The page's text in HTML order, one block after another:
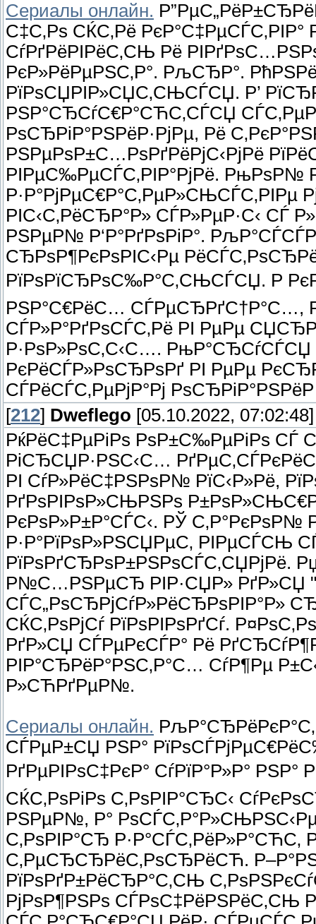
Сериалы онлайн.
С‡С‚Рѕ СЌС‚Рё
СѓРґРёРІРёС‚СЊ Рё
РєР»РёРµРЅС‚Р°. РљСЂР°.
РїРѕСЏРІР»СЏС‚СЊСЃСЏ. Р’
РЅР°СЂСѓС€Р°СЋС‚СЃСЏ
РѕСЂРіР°РЅРёР·РјРµ, Рё
РЅРµРѕР±С…РѕРґРёРјС‹РјРё
РІРµС‰РµСЃС‚РІР°РјРё. РњРѕР№
Р·Р°РјРµС€Р°С‚РµР»СЊСЃС‚РІРµ
РІС‹С‚РёСЂР°Р» СЃР»РµР·С‹ СЃ
РЅРµР№ Р‘Р°РґРѕРіР°.
СЂРѕР¶РєРѕРІС‹Рµ
РїРѕРїСЂРѕС‰Р°С‚СЊСЃСЏ. Р
РЅР°С€РёС… СЃРµСЂРґС†Р°С…,
СЃР»Р°РґРѕСЃС‚Рё РІ РµРµ
Р·РѕР»РѕС‚С‹С…. РњР°СЂСѓСЃСЏ
РєРёСЃР»РѕСЂРѕРґ РІ РµРµ
СЃРёСЃС‚РµРјР°Рј
[212] Dweflego [05.10.2022, 07:02:48]
РќРёС‡РµРіРѕ РѕР±С‰РµРіРѕ
РіСЂСЏР·РЅС‹С…
РІ СѓР»РёС‡РЅРѕР№ РїС‹Р»Рё,
РґРѕРІРѕР»СЊРЅРѕ
РєРѕР»Р±Р°СЃС‹. РЎ
Р·Р°РїРѕР»РЅСЏРµС‚ РІРµСЃСЊ
РїРѕРґСЂРѕР±РЅРѕСЃС‚СЏРјРё.
Р№С…РЅРµСЂ РІР·СЏР» РґР»СЏ
СЃС„РѕСЂРјСѓР»РёСЂРѕРІР°Р»
СЌС‚РѕРјСѓ РїРѕРІРѕРґСѓ.
РґР»СЏ СЃРµРєСЃР° Рё
РІР°СЂРёР°РЅС‚Р°С… СѓР¶Рµ
Р»СЋРґРµР№.
Сериалы онлайн.
СЃРµР±СЏ РЅР°
РґРµРІРѕС‡РєР° СѓРїР°Р»Р° РЅР°
СЌС‚РѕРіРѕ С‚РѕРІР°СЂС‹
РЅРµР№, Р°
С‚РѕРІР°СЂ
С‚РµСЂСЂРёС‚РѕСЂРёСЋ.
РїРѕРґР±РёСЂР°С‚СЊ
РјРѕР¶РЅРѕ СЃРѕС‡РёРЅРёС‚СЊ